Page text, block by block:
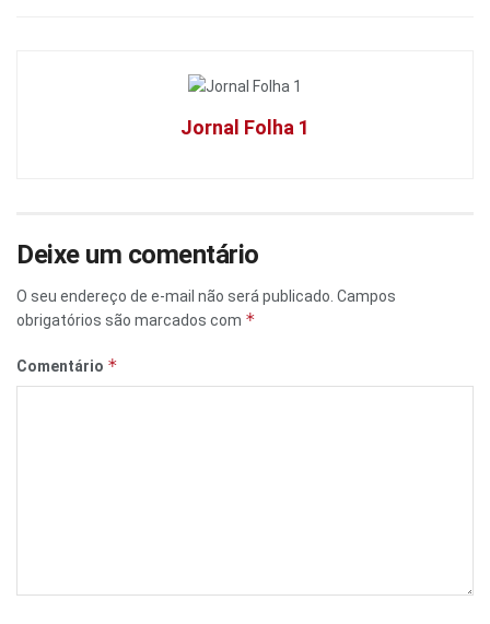
Jornal Folha 1
Deixe um comentário
O seu endereço de e-mail não será publicado. Campos
obrigatórios são marcados com *
Comentário *